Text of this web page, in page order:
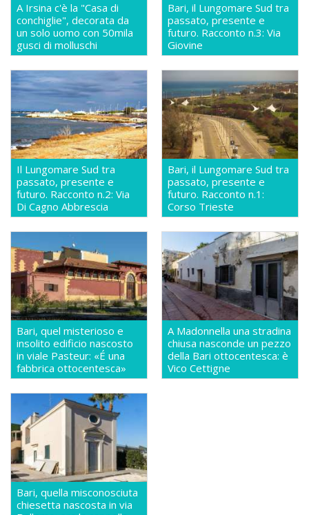
A Irsina c'è la "Casa di
conchiglie", decorata da
un solo uomo con 50mila
gusci di molluschi
Bari, il Lungomare Sud tra
passato, presente e
futuro. Racconto n.3: Via
Giovine
Il Lungomare Sud tra
passato, presente e
futuro. Racconto n.2: Via
Di Cagno Abbrescia
Bari, il Lungomare Sud tra
passato, presente e
futuro. Racconto n.1:
Corso Trieste
Bari, quel misterioso e
insolito edificio nascosto
in viale Pasteur: «É una
fabbrica ottocentesca»
A Madonnella una stradina
chiusa nasconde un pezzo
della Bari ottocentesca: è
Vico Cettigne
Bari, quella misconosciuta
chiesetta nascosta in via